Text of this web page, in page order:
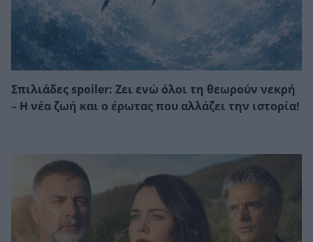
Σπιλιάδες spoiler: Ζει ενώ όλοι τη θεωρούν νεκρή
– Η νέα ζωή και ο έρωτας που αλλάζει την ιστορία!